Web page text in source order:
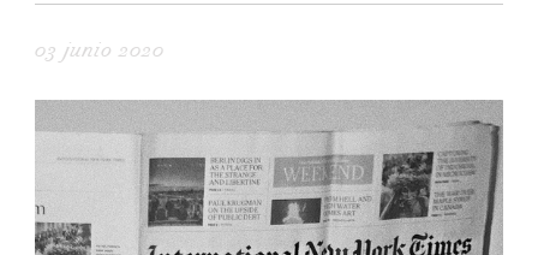
03 junio 2020